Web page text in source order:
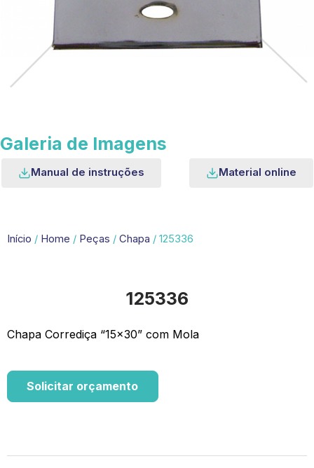
Galeria de Imagens
Manual de instruções Material online
Início / Home / Peças / Chapa / 125336
125336
Chapa Corrediça “15×30” com Mola
Solicitar orçamento